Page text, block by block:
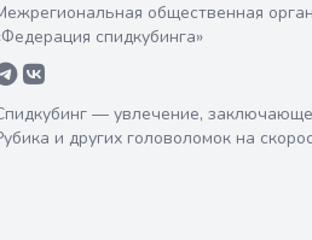
общественная
спидкубинга»
— увлечение,
и других головоломок на